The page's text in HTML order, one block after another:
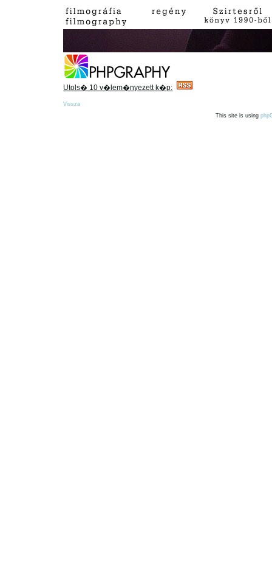
Utols� 10 v�lem�nyezett k�p:
Vissza
This site is using